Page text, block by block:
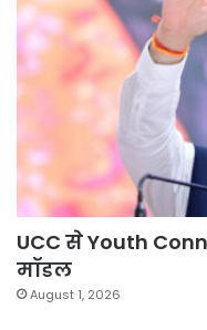
UCC से Youth
मॉडल
August 1, 2026